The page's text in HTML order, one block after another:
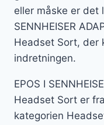
eller måske er det
SENNHEISER
Headset Sort, der
indretningen.
EPOS I
Headset Sort er
kategorien